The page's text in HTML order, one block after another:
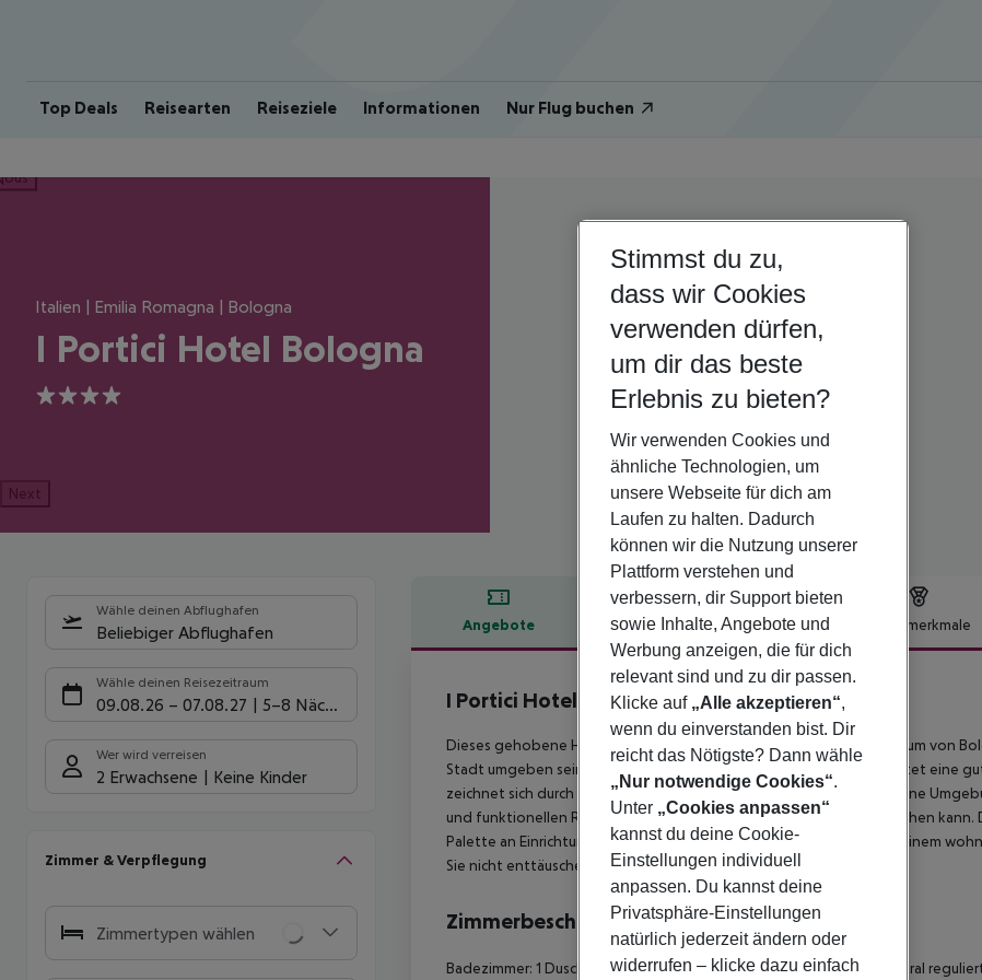
Top Deals Reisearten Reiseziele Informationen Nur Flug buchen
Italien | Emilia Romagna | Bologna
I Portici Hotel Bologna
4
Next
Wähle deinen Abflughafen
Beliebiger Abflughafen
Wähle deinen Reisezeitraum
09.08.26 – 07.08.27 5-8 Nächte
Wer wird verreisen
2 Erwachsene Keine Kinder
Zimmer & Verpflegung
Zimmertypen wählen
Angebote Hotelbeschreibung Hotelmerkmale
Hotelbeschreibung
I Portici Hotel Bologna
4
Dieses gehobene Hotel bietet eine erstklassige Lage im Stadtzentrum von
Stadt umgeben sein. Der Bahnhof befindet sich in der Nähe und bietet eine
zeichnet sich durch ein attraktives Design aus, das sich mühelos in seine
und funktionellen Raum, in dem man bequem arbeiten und sich ausruhen
Palette an Einrichtungen und Dienstleistungen. In Kombination mit einem
Sie nicht enttäuschen.
Zimmerbeschreibung
Badezimmer: 1 Dusche FernseherMinibarTee-/Kaffeezubereiter Zentral
Stimmst du zu,
dass wir Cookies
verwenden dürfen,
um dir das beste
Erlebnis zu bieten?
Wir verwenden Cookies und
ähnliche Technologien, um
unsere Webseite für dich am
Laufen zu halten. Dadurch
können wir die Nutzung unserer
Plattform verstehen und
verbessern, dir Support bieten
sowie Inhalte, Angebote und
Werbung anzeigen, die für dich
relevant sind und zu dir passen.
Klicke auf „Alle akzeptieren“,
wenn du einverstanden bist. Dir
reicht das Nötigste? Dann wähle
„Nur notwendige Cookies“.
Unter „Cookies anpassen“
kannst du deine Cookie-
Einstellungen individuell
anpassen. Du kannst deine
Privatsphäre-Einstellungen
natürlich jederzeit ändern oder
widerrufen – klicke dazu einfach